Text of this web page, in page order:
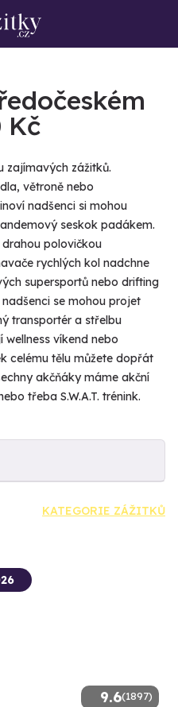
Kč
zajímavých zážitků.
větroně nebo
nadšenci si mohou
seskok padákem.
drahou polovičkou
rychlých kol nadchne
supersportů nebo drifting
se mohou projet
transportér a střelbu
wellness víkend nebo
celému tělu můžete dopřát
akčňáky máme akční
třeba S.W.A.T. trénink.
KATEGORIE ZÁŽITKŮ
9.6(1897)